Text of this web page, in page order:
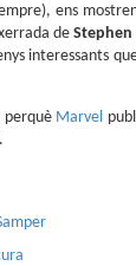
ens
deStephen
interessants
perquè Marvel